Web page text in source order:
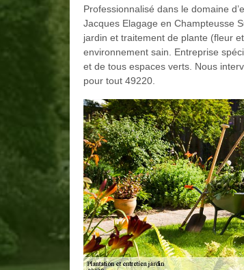
Professionnalisé dans le domaine
Jacques Elagage en Champteusse
jardin et traitement de plante (fleur
environnement sain. Entreprise
et de tous espaces verts. Nous
pour tout 49220.